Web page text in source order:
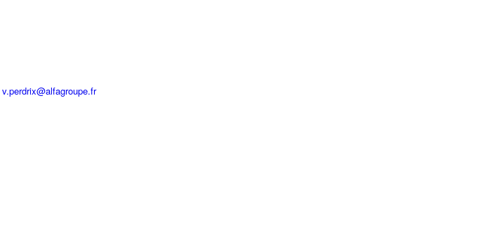
v.perdrix@alfagroupe.fr